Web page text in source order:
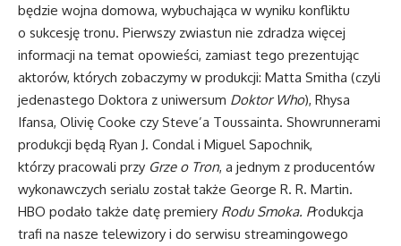
będzie wojna domowa, wybuchająca w wyniku konfliktu
o sukcesję tronu. Pierwszy zwiastun nie zdradza więcej
informacji na temat opowieści, zamiast tego prezentując
aktorów, których zobaczymy w produkcji: Matta Smitha (czyli
jedenastego Doktora z uniwersum Doktor Who), Rhysa
Ifansa, Olivię Cooke czy Steve’a Toussainta. Showrunnerami
produkcji będą Ryan J. Condal i Miguel Sapochnik,
którzy pracowali przy Grze o Tron, a jednym z producentów
wykonawczych serialu został także George R. R. Martin.
HBO podało także datę premiery Rodu Smoka. Produkcja
trafi na nasze telewizory i do serwisu streamingowego